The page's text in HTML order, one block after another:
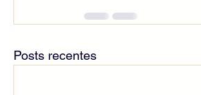
Posts recentes